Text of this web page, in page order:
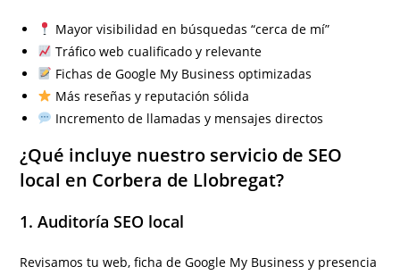
Mayor visibilidad en búsquedas “cerca de mí”
Tráfico web cualificado y relevante
Fichas de Google My Business optimizadas
Más reseñas y reputación sólida
Incremento de llamadas y mensajes directos
¿Qué incluye nuestro servicio de SEO
local en Corbera de Llobregat?
1. Auditoría SEO local
Revisamos tu web, ficha de Google My Business y presencia